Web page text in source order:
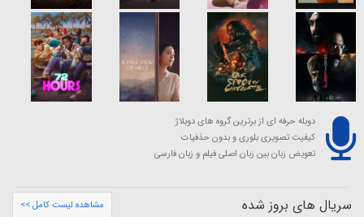
دوبله حرفه ای از برترین گروه های دوبلاژ
کیفیت تصویری بلوری و بدون حذفیات
تعویض زبان بین زبان اصلی فیلم و زبان فارسی
سریال های بروز شده مشاهده لیست کامل >>